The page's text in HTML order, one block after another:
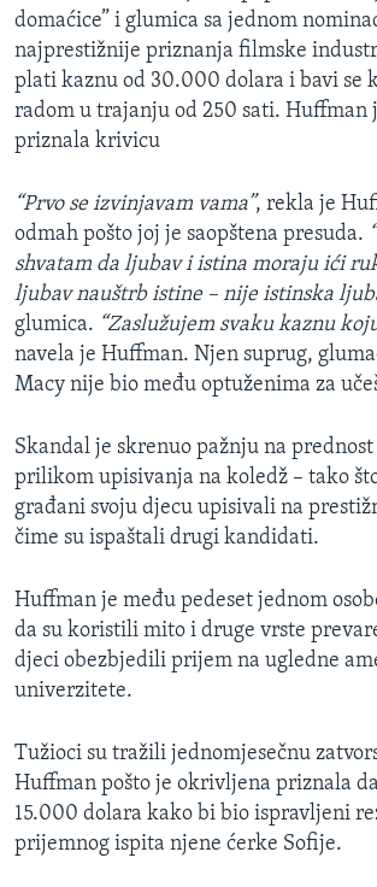
domaćice” i glumica sa jednom
najprestižnije priznanja filmske
plati kaznu od 30.000 dolara i bavi se
radom u trajanju od 250 sati. Huffman
priznala krivicu
“Prvo se izvinjavam vama”, rekla je
odmah pošto joj je saopštena presuda.
shvatam da ljubav i istina moraju ići
ljubav nauštrb istine – nije istinska
glumica. “Zaslužujem svaku kaznu
navela je Huffman. Njen suprug,
Macy​ nije bio među optuženima za
Skandal je skrenuo pažnju na
prilikom upisivanja na koledž – tako
građani svoju djecu upisivali na
čime su ispaštali drugi kandidati.
Huffman je među pedeset jednom
da su koristili mito i druge vrste
djeci obezbjedili prijem na ugledne
univerzitete.
Tužioci su tražili jednomjesečnu
Huffman pošto je okrivljena priznala
15.000 dolara kako bi bio ispravljeni
prijemnog ispita njene ćerke Sofije.